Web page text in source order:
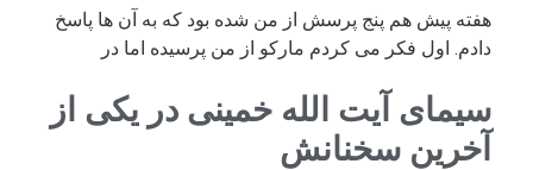
هفته پیش هم پنج پرسش از من شده بود که به آن ها پاسخ
دادم. اول فکر می کردم مارکو از من پرسیده اما در
سیمای آیت الله خمینی در یکی از
آخرین سخنانش